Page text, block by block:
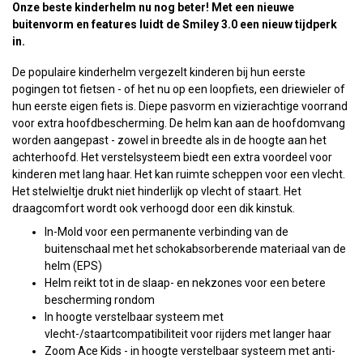
Onze beste kinderhelm nu nog beter! Met een nieuwe
buitenvorm en features luidt de Smiley 3.0 een nieuw tijdperk
in.
De populaire kinderhelm vergezelt kinderen bij hun eerste
pogingen tot fietsen - of het nu op een loopfiets, een driewieler of
hun eerste eigen fiets is. Diepe pasvorm en vizierachtige voorrand
voor extra hoofdbescherming. De helm kan aan de hoofdomvang
worden aangepast - zowel in breedte als in de hoogte aan het
achterhoofd. Het verstelsysteem biedt een extra voordeel voor
kinderen met lang haar. Het kan ruimte scheppen voor een vlecht.
Het stelwieltje drukt niet hinderlijk op vlecht of staart. Het
draagcomfort wordt ook verhoogd door een dik kinstuk.
In-Mold voor een permanente verbinding van de
buitenschaal met het schokabsorberende materiaal van de
helm (EPS)
Helm reikt tot in de slaap- en nekzones voor een betere
bescherming rondom
In hoogte verstelbaar systeem met
vlecht-/staartcompatibiliteit voor rijders met langer haar
Zoom Ace Kids - in hoogte verstelbaar systeem met anti-